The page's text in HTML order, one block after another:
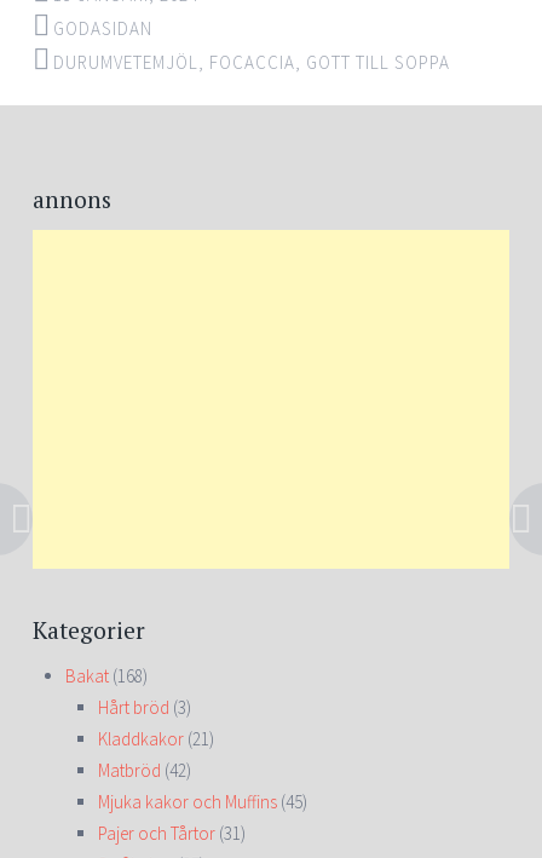
GODASIDAN
DURUMVETEMJÖL
FOCACCIA GOTT TILL SOPPA
Post
navigation
annons
Kategorier
Bakat (168)
Hårt bröd (3)
Kladdkakor (21)
Matbröd (42)
Mjuka kakor och Muffins (45)
Pajer och Tårtor (31)